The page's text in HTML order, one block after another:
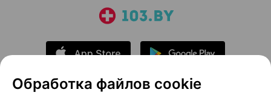
Обработка файлов cookie